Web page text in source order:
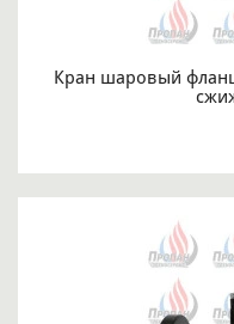
Кран шаровый